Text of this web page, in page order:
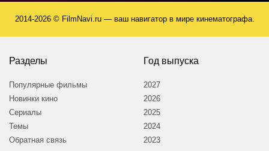
2014-2026 © FilmNavi.ru — ваш навигатор в мире кинематографа.
Разделы
Популярные фильмы
Новинки кино
Сериалы
Темы
Обратная связь
Год выпуска
2027
2026
2025
2024
2023